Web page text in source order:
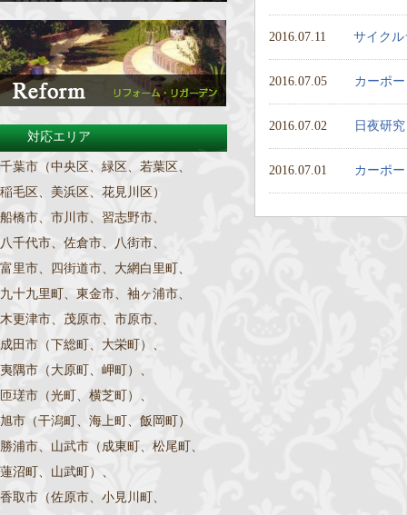
2016.07.11 サイク
2016.07.05 カーポ
2016.07.02 日夜研
2016.07.01 カーポ
対応エリア
千葉市（中央区、緑区、若葉区、
稲毛区、美浜区、花見川区）
船橋市、市川市、習志野市、
八千代市、佐倉市、八街市、
富里市、四街道市、大網白里町、
九十九里町、東金市、袖ヶ浦市、
木更津市、茂原市、市原市、
成田市（下総町、大栄町）、
夷隅市（大原町、岬町）、
匝瑳市（光町、横芝町）、
旭市（干潟町、海上町、飯岡町）
勝浦市、山武市（成東町、松尾町、
蓮沼町、山武町）、
香取市（佐原市、小見川町、